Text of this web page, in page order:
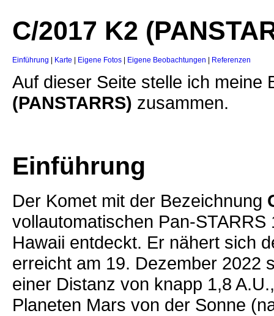
C/2017 K2
Einführung Karte Eigene Fotos Eigene Beobachtungen Referenzen
Auf dieser Seite stelle ich
(PANSTARRS) zusammen.
Einführung
Der Komet mit der Bezeichnung
vollautomatischen Pan-
Hawaii entdeckt. Er nähert sich
erreicht am 19. Dezember 2022
einer Distanz von knapp 1,8
Planeten Mars von der Sonne